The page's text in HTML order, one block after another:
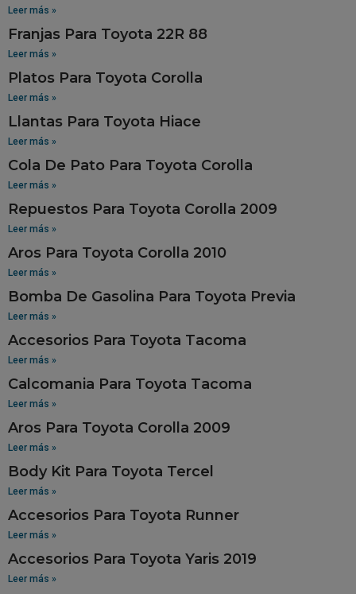
Leer más »
Franjas Para Toyota 22R 88
Leer más »
Platos Para Toyota Corolla
Leer más »
Llantas Para Toyota Hiace
Leer más »
Cola De Pato Para Toyota Corolla
Leer más »
Repuestos Para Toyota Corolla 2009
Leer más »
Aros Para Toyota Corolla 2010
Leer más »
Bomba De Gasolina Para Toyota Previa
Leer más »
Accesorios Para Toyota Tacoma
Leer más »
Calcomania Para Toyota Tacoma
Leer más »
Aros Para Toyota Corolla 2009
Leer más »
Body Kit Para Toyota Tercel
Leer más »
Accesorios Para Toyota Runner
Leer más »
Accesorios Para Toyota Yaris 2019
Leer más »